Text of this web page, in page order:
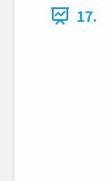
17.